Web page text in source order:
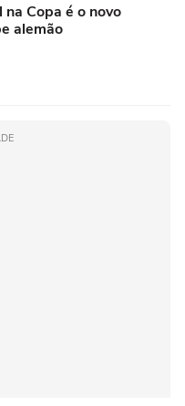
Copa é o novo
alemão